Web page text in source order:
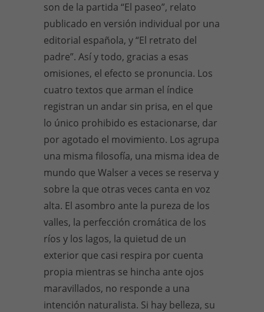
son de la partida “El paseo”, relato
publicado en versión individual por una
editorial española, y “El retrato del
padre”. Así y todo, gracias a esas
omisiones, el efecto se pronuncia. Los
cuatro textos que arman el índice
registran un andar sin prisa, en el que
lo único prohibido es estacionarse, dar
por agotado el movimiento. Los agrupa
una misma filosofía, una misma idea de
mundo que Walser a veces se reserva y
sobre la que otras veces canta en voz
alta. El asombro ante la pureza de los
valles, la perfección cromática de los
ríos y los lagos, la quietud de un
exterior que casi respira por cuenta
propia mientras se hincha ante ojos
maravillados, no responde a una
intención naturalista. Si hay belleza, su